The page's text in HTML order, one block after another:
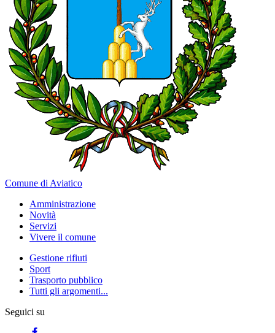
Comune di Aviatico
Amministrazione
Novità
Servizi
Vivere il comune
Gestione rifiuti
Sport
Trasporto pubblico
Tutti gli argomenti...
Seguici su